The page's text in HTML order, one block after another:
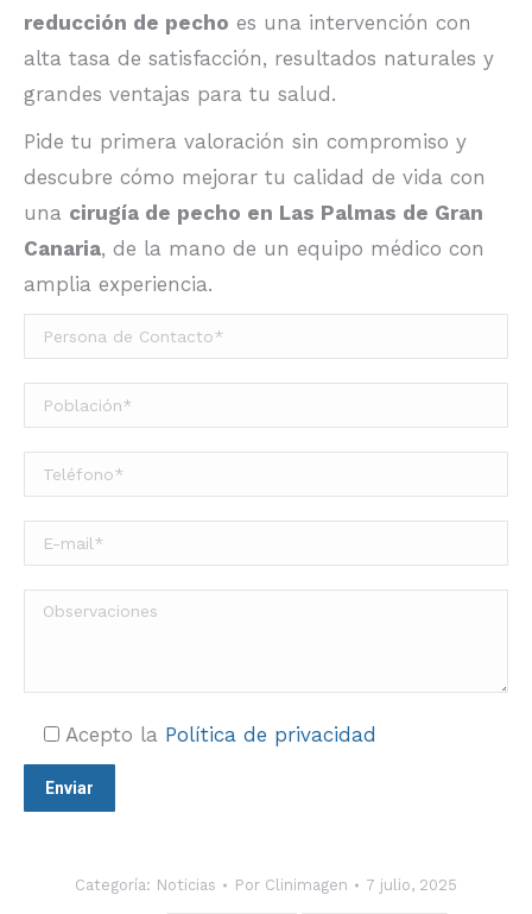
reducción de pecho es una intervención con
alta tasa de satisfacción, resultados naturales y
grandes ventajas para tu salud.
Pide tu primera valoración sin compromiso y
descubre cómo mejorar tu calidad de vida con
una cirugía de pecho en Las Palmas de Gran
Canaria, de la mano de un equipo médico con
amplia experiencia.
Acepto la Política de privacidad
Categoría: Noticias Por Clinimagen 7 julio, 2025